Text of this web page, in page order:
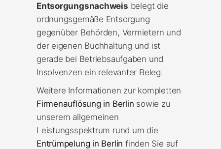
Entsorgungsnachweis belegt die
ordnungsgemäße Entsorgung
gegenüber Behörden, Vermietern und
der eigenen Buchhaltung und ist
gerade bei Betriebsaufgaben und
Insolvenzen ein relevanter Beleg.
Weitere Informationen zur kompletten
Firmenauflösung in Berlin sowie zu
unserem allgemeinen
Leistungsspektrum rund um die
Entrümpelung in Berlin finden Sie auf